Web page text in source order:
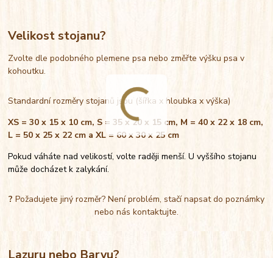
Velikost stojanu?
Zvolte dle podobného plemene psa nebo změřte výšku psa v
kohoutku.
Standardní rozměry stojanů jsou (šířka x hloubka x výška)
XS = 30 x 15 x 10 cm, S = 35 x 20 x 15 cm, M = 40 x 22 x 18 cm,
L = 50 x 25 x 22 cm a XL = 60 x 30 x 25 cm
Pokud váháte nad velikostí, volte raději menší. U vyššího stojanu
může docházet k zalykání.
? Požadujete jiný rozměr? Není problém, stačí napsat do poznámky
nebo nás kontaktujte.